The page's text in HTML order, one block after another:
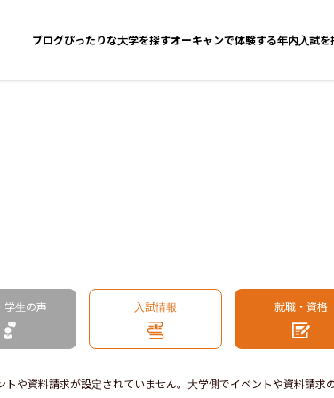
ブログぴったりな大学を探すオーキャンで体験する年内入試を
学生の声 入試情報 就職・資格
トや資料請求が設定されていません。大学側でイベントや資料請求